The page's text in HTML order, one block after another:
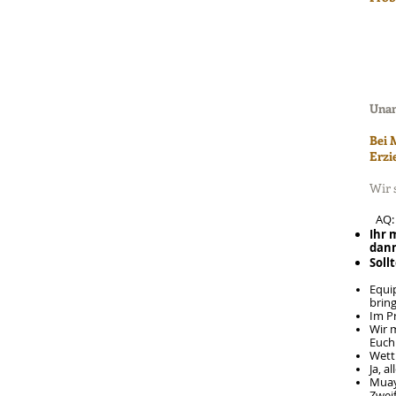
Bei
Wir
AQ:
Ihr
Im
Wir
Ja,